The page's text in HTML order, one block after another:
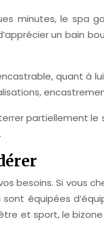
minutes, le spa
un bain
quant à
partiellement le
besoins. Si vous
équipées
et sport, le